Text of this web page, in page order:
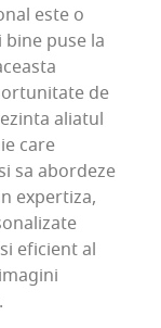
este o
puse la
de
aliatul
care
sa abordeze
expertiza,
eficient al